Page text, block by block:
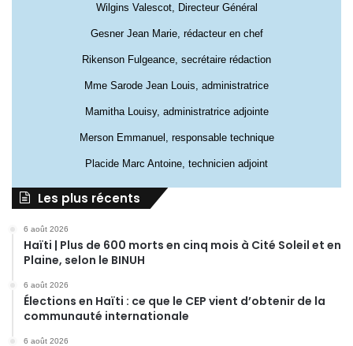
Wilgins Valescot, Directeur Général
Gesner Jean Marie, rédacteur en chef
Rikenson Fulgeance, secrétaire rédaction
Mme Sarode Jean Louis, administratrice
Mamitha Louisy, administratrice adjointe
Merson Emmanuel, responsable technique
Placide Marc Antoine, technicien adjoint
Les plus récents
6 août 2026
Haïti | Plus de 600 morts en cinq mois à Cité Soleil et en
Plaine, selon le BINUH
6 août 2026
Élections en Haïti : ce que le CEP vient d’obtenir de la
communauté internationale
6 août 2026